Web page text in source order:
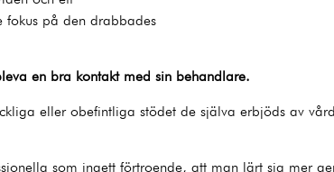
fokus på den drabbades
en bra kontakt med sin behandlare.
eller obefintliga stödet de själva erbjöds av
som ingett förtroende, att man lärt sig mer